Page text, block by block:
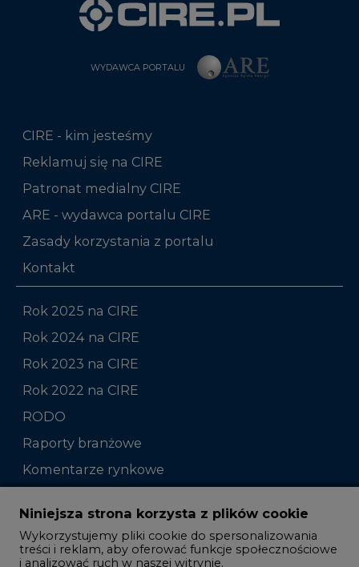
WYDAWCA PORTALU
CIRE - kim jesteśmy
Reklamuj się na CIRE
Patronat medialny CIRE
ARE - wydawca portalu CIRE
Zasady korzystania z portalu
Kontakt
Rok 2025 na CIRE
Rok 2024 na CIRE
Rok 2023 na CIRE
Rok 2022 na CIRE
RODO
Raporty branżowe
Komentarze rynkowe
Zmiany kadrowe na rynku
Studio CIRE
Niniejsza strona korzysta z plików cookie
Wykorzystujemy pliki cookie do spersonalizowania
treści i reklam, aby oferować funkcje społecznościowe
i analizować ruch w naszej witrynie.